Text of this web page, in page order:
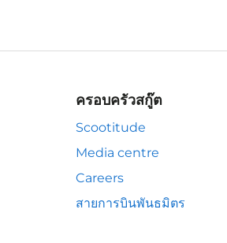
ครอบครัวสกู๊ต
Scootitude
Media centre
Careers
สายการบินพันธมิตร